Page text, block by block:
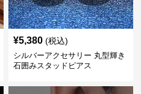
¥5,380 (税込)
シルバーアクセサリー 丸型輝き
石囲みスタッドピアス